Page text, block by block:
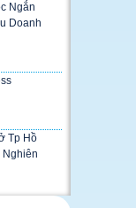
Ngắn
Doanh
Tp Hồ
Nghiên